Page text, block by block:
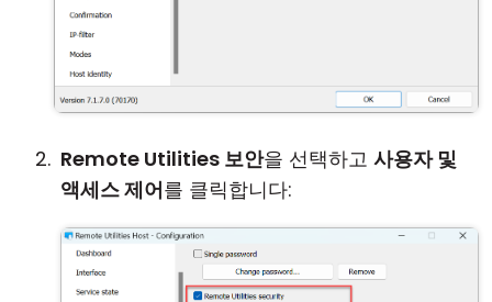
Remote Utilities 보안을 선택하고 사용자 및
액세스 제어를 클릭합니다: